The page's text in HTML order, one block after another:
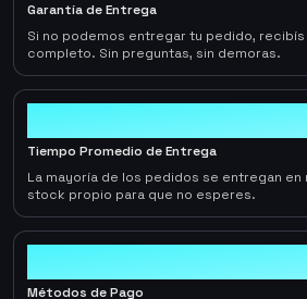
Garantía de Entrega
Si no podemos entregar tu pedido,
completo. Sin preguntas, sin demoras.
Tiempo Promedio de Entrega
La mayoría de los pedidos se entregan en
stock propio para que no esperes.
Métodos de Pago